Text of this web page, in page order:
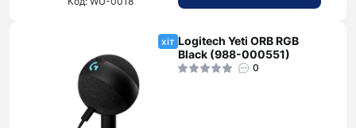
хіт Logitech Yeti ORB RGB
Black (988-000551)
0